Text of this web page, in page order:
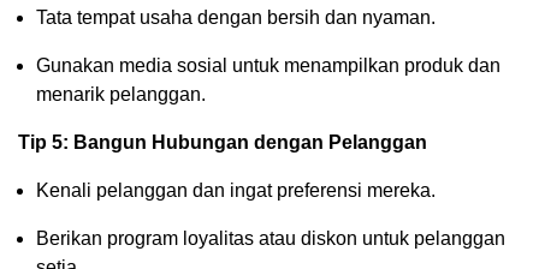
Tata tempat usaha dengan bersih dan nyaman.
Gunakan media sosial untuk menampilkan produk dan
menarik pelanggan.
Tip 5: Bangun Hubungan dengan Pelanggan
Kenali pelanggan dan ingat preferensi mereka.
Berikan program loyalitas atau diskon untuk pelanggan